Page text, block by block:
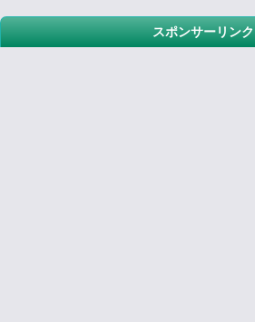
スポンサーリンク